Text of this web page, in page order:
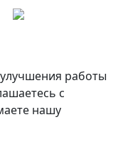
работы
с
нашу